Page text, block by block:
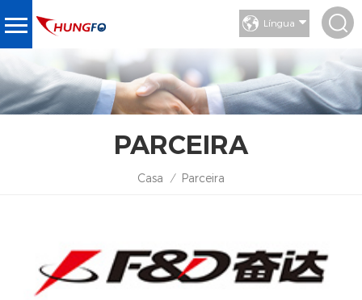
Língua
PARCEIRA
Casa / Parceira